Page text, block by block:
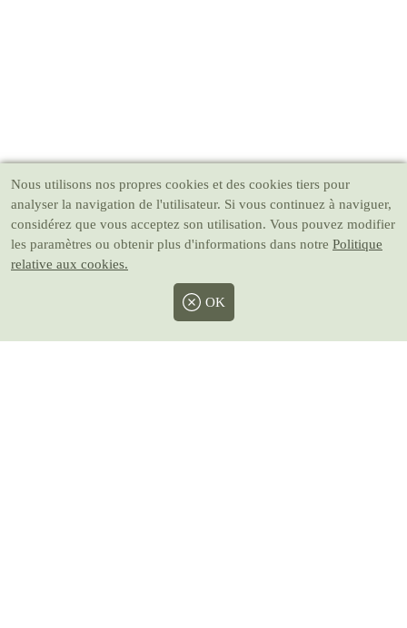
Nous utilisons nos propres cookies et des cookies tiers pour
analyser la navigation de l'utilisateur. Si vous continuez à naviguer,
considérez que vous acceptez son utilisation. Vous pouvez modifier
les paramètres ou obtenir plus d'informations dans notre Politique
relative aux cookies.
OK